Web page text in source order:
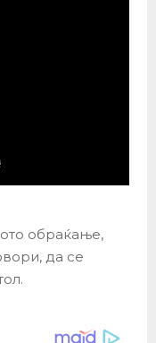
обраќање,
да се